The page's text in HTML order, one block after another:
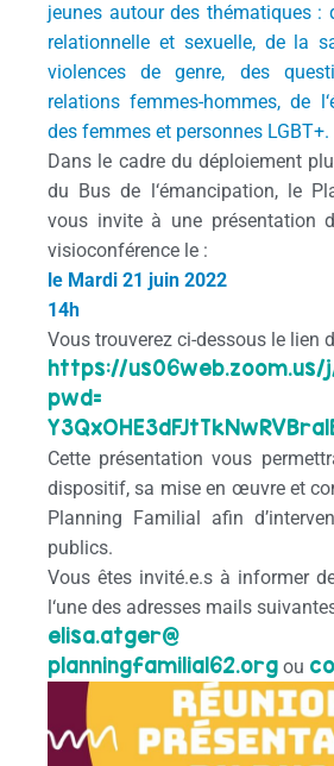
jeunes autour des thématiques :
relationnelle et sexuelle, de la
violences de genre, des
relations femmes-hommes, de
des femmes et personnes LGBT+.
Dans le cadre du déploiement
du Bus de ‘émancipation, le
vous invite à une présentation
visioconférence le :
le Mardi 21 juin 2022
14h
Vous trouverez ci-dessous le lien
https://us06web.zoom.us/
pwd=
Cette présentation vous
dispositif, sa mise en œuvre et
Planning Familial afin
publics.
Vous êtes invité.e.s à informer
‘une des adresses mails
elisa.atger@
planningfamilial62.org ou